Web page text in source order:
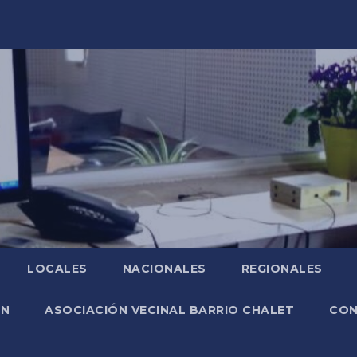
LOCALES NACIONALES REGIONALES
ASOCIACIÓN VECINAL BARRIO CHALET